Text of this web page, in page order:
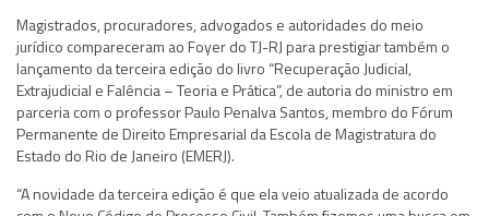
Magistrados, procuradores, advogados e autoridades do meio
jurídico compareceram ao Foyer do TJ-RJ para prestigiar também o
lançamento da terceira edição do livro “Recuperação Judicial,
Extrajudicial e Falência – Teoria e Prática”, de autoria do ministro em
parceria com o professor Paulo Penalva Santos, membro do Fórum
Permanente de Direito Empresarial da Escola de Magistratura do
Estado do Rio de Janeiro (EMERJ).
“A novidade da terceira edição é que ela veio atualizada de acordo